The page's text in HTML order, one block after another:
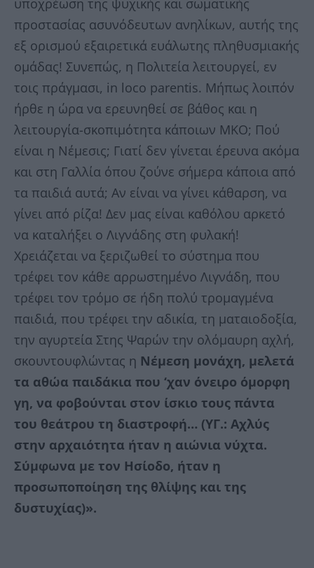
προστασίας ασυνόδευτων ανηλίκων, αυτής της
εξ ορισμού εξαιρετικά ευάλωτης πληθυσμιακής
ομάδας! Συνεπώς, η Πολιτεία λειτουργεί, εν
τοις πράγμασι, in loco parentis. Μήπως λοιπόν
ήρθε η ώρα να ερευνηθεί σε βάθος και η
λειτουργία-σκοπιμότητα κάποιων ΜΚΟ; Πού
είναι η Νέμεσις; Γιατί δεν γίνεται έρευνα ακόμα
και στη Γαλλία όπου ζούνε σήμερα κάποια από
τα παιδιά αυτά; Αν είναι να γίνει κάθαρση, να
γίνει από ρίζα! Δεν μας είναι καθόλου αρκετό
να καταλήξει ο Λιγνάδης στη φυλακή!
Χρειάζεται να ξεριζωθεί το σύστημα που
τρέφει τον κάθε αρρωστημένο Λιγνάδη, που
τρέφει τον τρόμο σε ήδη πολύ τρομαγμένα
παιδιά, που τρέφει την αδικία, τη ματαιοδοξία,
την αγυρτεία Στης Ψαρών την ολόμαυρη αχλή,
σκουντουφλώντας η Νέμεση μονάχη, μελετά
τα αθώα παιδάκια που ‘χαν όνειρο όμορφη
γη, να φοβούνται στον ίσκιο τους πάντα
του θεάτρου τη διαστροφή… (ΥΓ.: Αχλύς
στην αρχαιότητα ήταν η αιώνια νύχτα.
Σύμφωνα με τον Ησίοδο, ήταν η
προσωποποίηση της θλίψης και της
δυστυχίας)».